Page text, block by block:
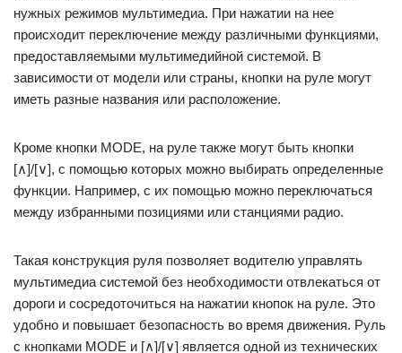
нужных режимов мультимедиа. При нажатии на нее
происходит переключение между различными функциями,
предоставляемыми мультимедийной системой. В
зависимости от модели или страны, кнопки на руле могут
иметь разные названия или расположение.
Кроме кнопки MODE, на руле также могут быть кнопки
[∧]/[∨], с помощью которых можно выбирать определенные
функции. Например, с их помощью можно переключаться
между избранными позициями или станциями радио.
Такая конструкция руля позволяет водителю управлять
мультимедиа системой без необходимости отвлекаться от
дороги и сосредоточиться на нажатии кнопок на руле. Это
удобно и повышает безопасность во время движения. Руль
с кнопками MODE и [∧]/[∨] является одной из технических